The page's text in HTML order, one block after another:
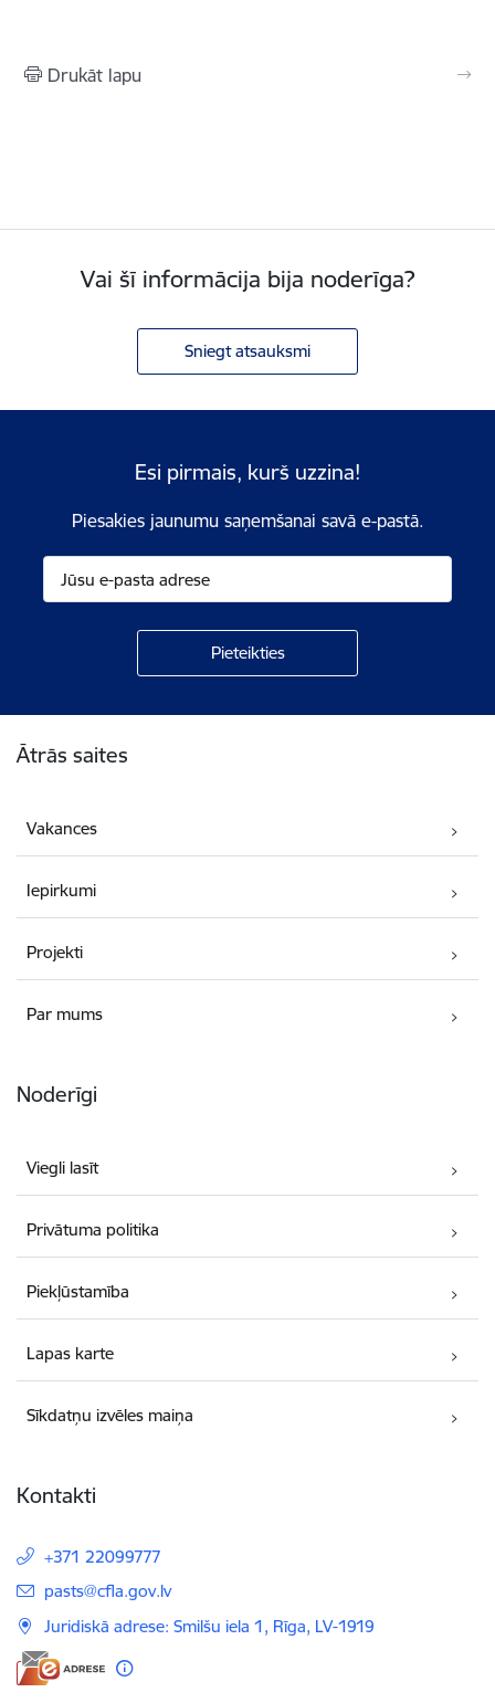
Drukāt lapu
Vai šī informācija bija noderīga?
Sniegt atsauksmi
Esi pirmais, kurš uzzina!
Piesakies jaunumu saņemšanai savā e-pastā.
Ātrās saites
Vakances
Iepirkumi
Projekti
Par mums
Noderīgi
Viegli lasīt
Privātuma politika
Piekļūstamība
Lapas karte
Sīkdatņu izvēles maiņa
Kontakti
+371 22099777
E-pasts:
pasts@cfla.gov.lv
Juridiskā adrese: Smilšu iela 1, Rīga, LV-1919